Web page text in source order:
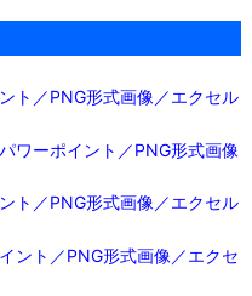
ト／PNG形式画像／エクセル
ワーポイント／PNG形式画像
ト／PNG形式画像／エクセル
ント／PNG形式画像／エクセ